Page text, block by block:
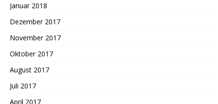
Januar 2018
Dezember 2017
November 2017
Oktober 2017
August 2017
Juli 2017
April 2017